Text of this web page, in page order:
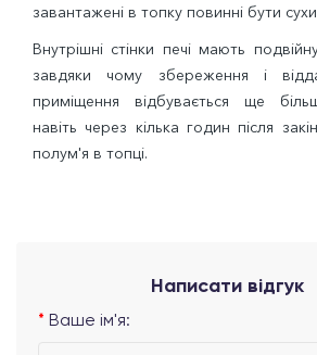
завантажені в топку повинні бути
Внутрішні стінки печі мають
завдяки чому збереження і
приміщення відбувається ще
навіть через кілька годин після
полум'я в топці.
Написати відгук
Ваше ім'я: